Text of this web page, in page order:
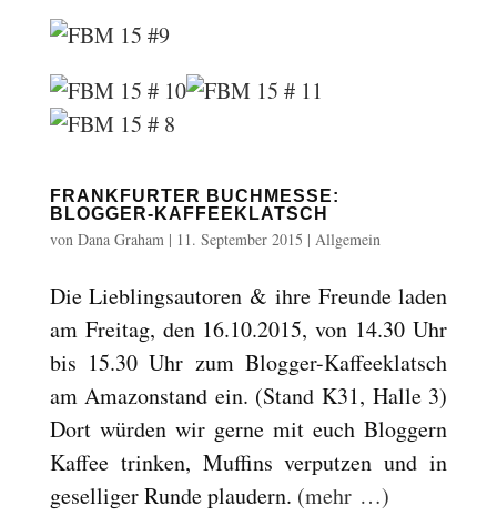
FRANKFURTER BUCHMESSE:
BLOGGER-KAFFEEKLATSCH
von Dana Graham| 11. September 2015 | Allgemein
Die Lieblingsautoren & ihre Freunde laden
am Freitag, den 16.10.2015, von 14.30 Uhr
bis 15.30 Uhr zum Blogger-Kaffeeklatsch
am Amazonstand ein. (Stand K31, Halle 3)
Dort würden wir gerne mit euch Bloggern
Kaffee trinken, Muffins verputzen und in
geselliger Runde plaudern. (mehr …)